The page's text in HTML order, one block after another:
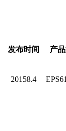
发布时间 产
20158.4